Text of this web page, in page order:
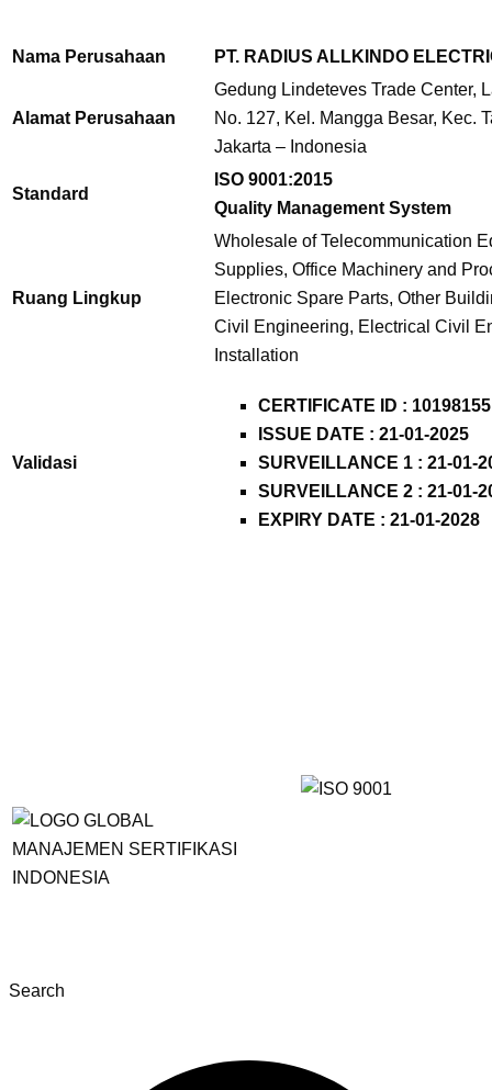
Nama Perusahaan PT. RADIUS ALLKINDO
Alamat Perusahaan
Gedung Lindeteves Trade Center,
No. 127, Kel. Mangga Besar, Kec.
Jakarta – Indonesia
Standard
ISO 9001:2015
Quality Management System
Ruang Lingkup
Wholesale of Telecommunication
Supplies, Office Machinery and
Electronic Spare Parts, Other
Civil Engineering, Electrical Civil
Installation
Validasi
CERTIFICATE ID : 10198155
ISSUE DATE : 21-01-2025
SURVEILLANCE 1 : 21-01-
SURVEILLANCE 2 : 21-01-
EXPIRY DATE : 21-01-2028
Search